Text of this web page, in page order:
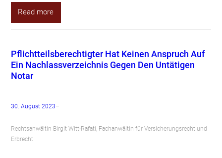
Read more
Pflichtteilsberechtigter Hat Keinen Anspruch Auf
Ein Nachlassverzeichnis Gegen Den Untätigen
Notar
30. August 2023–
Rechtsanwältin Birgit Witt-Rafati, Fachanwältin für Versicherungsrecht und
Erbrecht